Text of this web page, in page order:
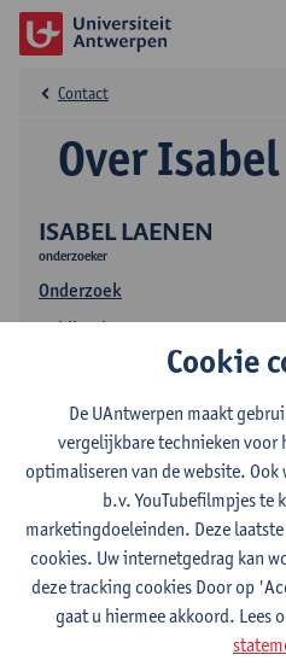
ISABEL LAENEN
onderzoeker
Onderzoek
Publicaties
Over
Contact
Contact
Stadscampus
Cookie
De UAntwerpen maakt
vergelijkbare technieken voor
optimaliseren van de website.
b.v. YouTubefilmpjes te
marketingdoeleinden. Deze
cookies. Uw internetgedrag kan
deze tracking cookies Door op
gaat u hiermee akkoord. Lees